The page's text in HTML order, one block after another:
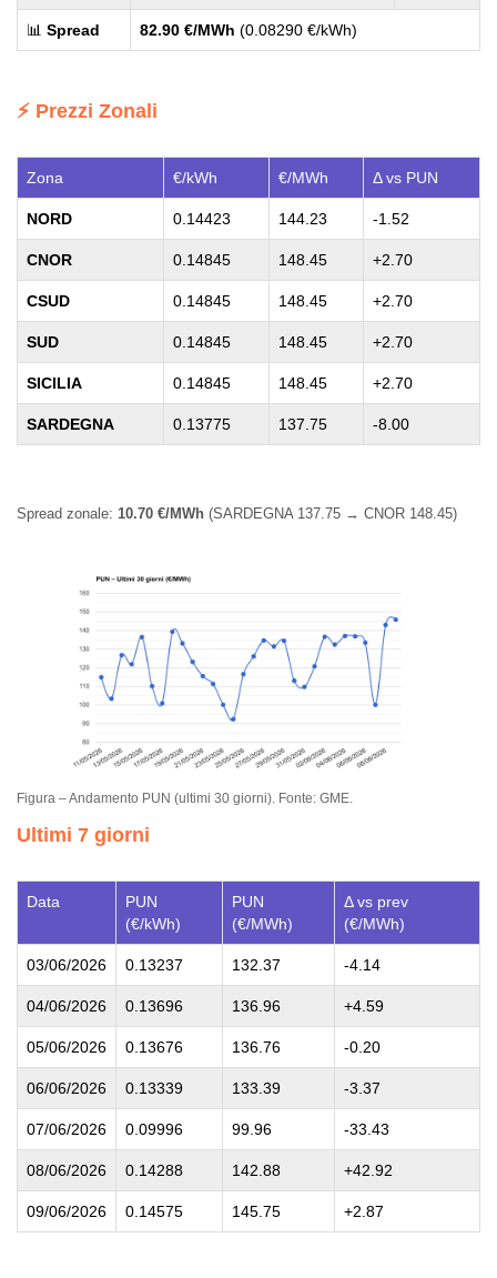
📊 Spread 82.90 €/MWh (0.08290 €/kWh)
⚡ Prezzi Zonali
Zona €/kWh €/MWh Δ vs PUN
NORD 0.14423 144.23 -1.52
CNOR 0.14845 148.45 +2.70
CSUD 0.14845 148.45 +2.70
SUD 0.14845 148.45 +2.70
SICILIA 0.14845 148.45 +2.70
SARDEGNA 0.13775 137.75 -8.00
Spread zonale: 10.70 €/MWh (SARDEGNA 137.75 → CNOR 148.45)
Figura – Andamento PUN (ultimi 30 giorni). Fonte: GME.
Ultimi 7 giorni
Data
PUN
(€/kWh)
PUN
(€/MWh)
Δ vs prev
(€/MWh)
03/06/2026 0.13237 132.37 -4.14
04/06/2026 0.13696 136.96 +4.59
05/06/2026 0.13676 136.76 -0.20
06/06/2026 0.13339 133.39 -3.37
07/06/2026 0.09996 99.96 -33.43
08/06/2026 0.14288 142.88 +42.92
09/06/2026 0.14575 145.75 +2.87